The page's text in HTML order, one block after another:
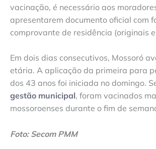
vacinação, é necessário aos
apresentarem documento oficial com
comprovante de residência (originais
Em dois dias consecutivos, Mossoró
etária. A aplicação da primeira para
dos 43 anos foi iniciada no domingo.
gestão municipal, foram vacinados
mossoroenses durante o fim de
Foto: Secom PMM